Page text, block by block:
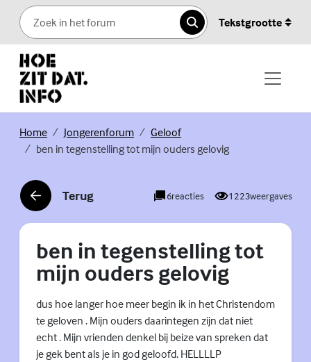
Skip to content
Zoeken
Tekstgrootte
Home(Externe link)
Jongerenforum(Externe link)
Geloof(Externe link)
ben in tegenstelling tot mijn ouders gelovig
Terug
(Externe link) 6reacties 1223weergaves
ben in tegenstelling tot
mijn ouders gelovig
dus hoe langer hoe meer begin ik in het Christendom
te geloven . Mijn ouders daarintegen zijn dat niet
echt . Mijn vrienden denkel bij beize van spreken dat
je gek bent als je in god geloofd. HELLLLP